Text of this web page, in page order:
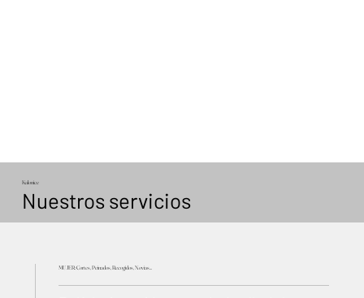
Kalonice
Nuestros servicios
MUJER: Cortes, Peinados, Recogidos, Novias...